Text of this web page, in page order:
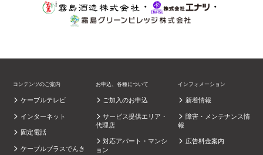
・
・
コンテンツのご案内
ケーブルテレビ
インターネット
固定電話
ケーブルプラスでんき
お申込、各種について
ご加入のお申込
サービス提供エリア・
代理店
対応アパート・マンシ
ョン
インフォメーション
新着情報
障害・メンテナンス情
報
広告料金案内